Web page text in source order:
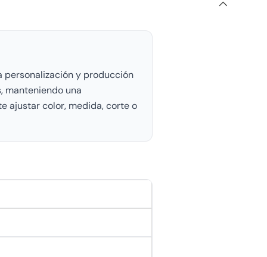
y producción
manteniendo una
ajustar color, medida, corte o